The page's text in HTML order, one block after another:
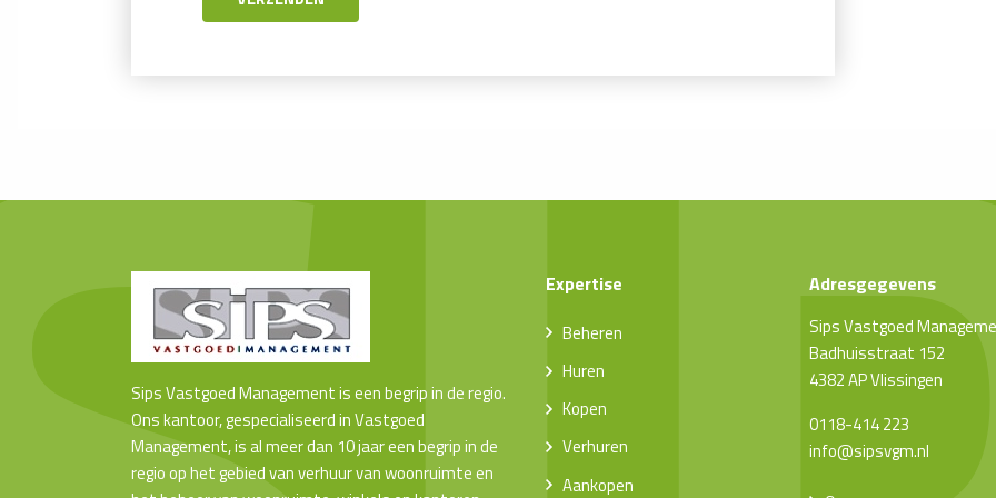
Sips Vastgoed Management is een begrip in de regio.
Ons kantoor, gespecialiseerd in Vastgoed
Management, is al meer dan 10 jaar een begrip in de
regio op het gebied van verhuur van woonruimte en
Expertise
Beheren
Huren
Kopen
Verhuren
Aankopen
Adresgegevens
Sips Vastgoed
Badhuisstraat 152
4382 AP Vlissingen
0118-414 223
info@sipsvgm.nl